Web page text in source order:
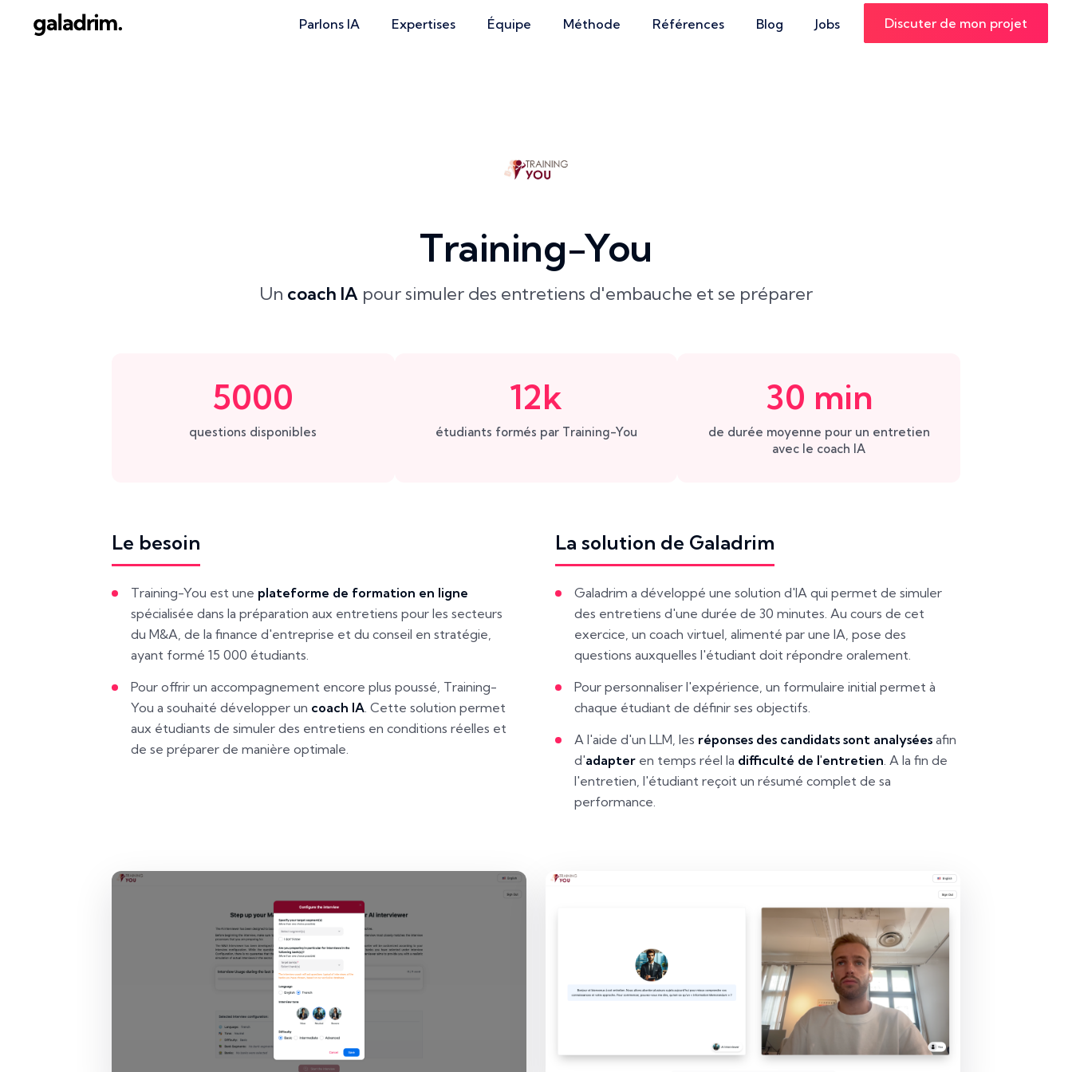
Parlons IA Expertises Équipe Méthode Références Blog Jobs Discuter de mon projet
Training-You
Un coach IA pour simuler des entretiens d'embauche et se préparer
5000
questions disponibles
12k
étudiants formés par Training-You
30 min
de durée moyenne pour un entretien
avec le coach IA
Le besoin
Training-You est une plateforme de formation en ligne
spécialisée dans la préparation aux entretiens pour les secteurs
du M&A, de la finance d'entreprise et du conseil en stratégie,
ayant formé 15 000 étudiants.
Pour offrir un accompagnement encore plus poussé, Training-
You a souhaité développer un coach IA. Cette solution permet
aux étudiants de simuler des entretiens en conditions réelles et
de se préparer de manière optimale.
La solution de Galadrim
Galadrim a développé une solution d'IA qui permet de simuler
des entretiens d'une durée de 30 minutes. Au cours de cet
exercice, un coach virtuel, alimenté par une IA, pose des
questions auxquelles l'étudiant doit répondre oralement.
Pour personnaliser l'expérience, un formulaire initial permet à
chaque étudiant de définir ses objectifs.
A l'aide d'un LLM, les réponses des candidats sont analysées afin
d'adapter en temps réel la difficulté de l'entretien. A la fin de
l'entretien, l'étudiant reçoit un résumé complet de sa
performance.